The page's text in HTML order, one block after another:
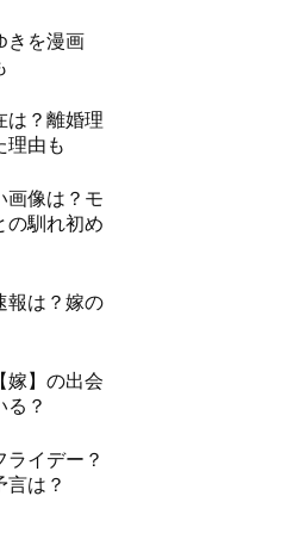
きを漫画
は？離婚理
理由も
画像は？モ
の馴れ初め
報は？嫁の
嫁】の出会
る？
イデー？
言は？